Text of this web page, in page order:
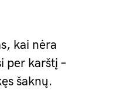
kai nėra
per karštį –
šaknų.